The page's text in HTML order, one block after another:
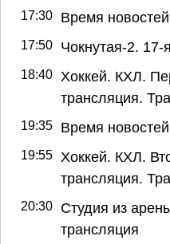
17:30 Время новостей
17:50 Чокнутая-2. 17-
18:40
Хоккей. КХЛ.
трансляция.
19:35 Время новостей
19:55
Хоккей. КХЛ.
трансляция.
20:30
Студия из
трансляция